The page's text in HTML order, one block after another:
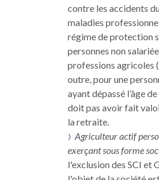
contre les accidents
maladies
régime de protection
personnes non
professions agricoles
outre, pour une
ayant dépassé l’âge
doit pas avoir fait
la retraite.
Agriculteur actif
exerçant sous forme
l'exclusion des SCI et